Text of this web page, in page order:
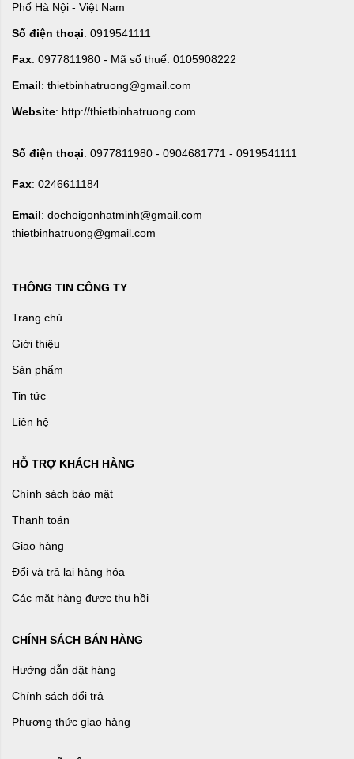
Phố Hà Nội - Việt Nam
Số điện thoại: 0919541111
Fax: 0977811980 - Mã số thuế: 0105908222
Email: thietbinhatruong@gmail.com
Website: http://thietbinhatruong.com
Số điện thoại: 0977811980 - 0904681771 - 0919541111
Fax: 0246611184
Email: dochoigonhatminh@gmail.com
thietbinhatruong@gmail.com
THÔNG TIN CÔNG TY
Trang chủ
Giới thiệu
Sản phẩm
Tin tức
Liên hệ
HỖ TRỢ KHÁCH HÀNG
Chính sách bảo mật
Thanh toán
Giao hàng
Đổi và trả lại hàng hóa
Các mặt hàng được thu hồi
CHÍNH SÁCH BÁN HÀNG
Hướng dẫn đặt hàng
Chính sách đổi trả
Phương thức giao hàng